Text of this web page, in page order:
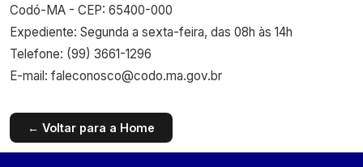
Codó-MA - CEP: 65400-000
Expediente: Segunda a sexta-feira, das 08h às 14h
Telefone: (99) 3661-1296
E-mail: faleconosco@codo.ma.gov.br
← Voltar para a Home